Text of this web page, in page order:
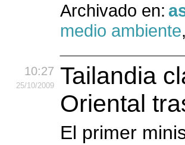
Archivado en:
medio ambiente,
10:27
25/10/2009
Tailandia
Oriental
El primer